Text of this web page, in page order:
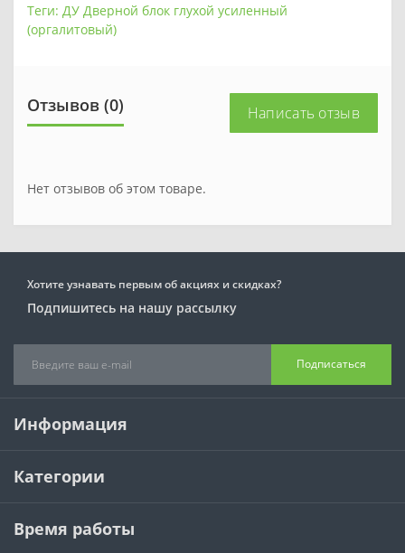
Теги: ДУ Дверной блок глухой усиленный
(оргалитовый)
Отзывов (0) Написать отзыв
Нет отзывов об этом товаре.
Хотите узнавать первым об акциях и скидках?
Подпишитесь на нашу рассылку
Подписаться
Информация
Категории
Время работы